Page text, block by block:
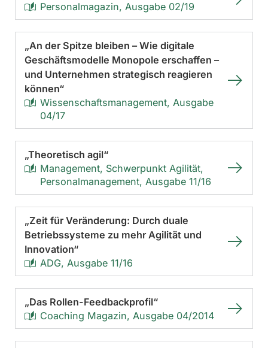
Personalmagazin, Ausgabe 02/19
„An der Spitze bleiben – Wie digitale
Geschäftsmodelle Monopole erschaffen –
und Unternehmen strategisch reagieren
können“
Wissenschaftsmanagement, Ausgabe
04/17
„Theoretisch agil“
Management, Schwerpunkt Agilität,
Personalmanagement, Ausgabe 11/16
„Zeit für Veränderung: Durch duale
Betriebssysteme zu mehr Agilität und
Innovation“
ADG, Ausgabe 11/16
„Das Rollen-Feedbackprofil“
Coaching Magazin, Ausgabe 04/2014